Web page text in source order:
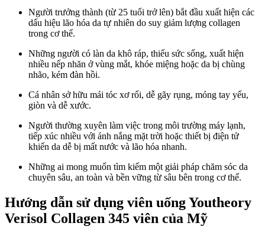
Người trưởng thành (từ 25 tuổi trở lên) bắt đầu xuất hiện các
dấu hiệu lão hóa da tự nhiên do suy giảm lượng collagen
trong cơ thể.
Những người có làn da khô ráp, thiếu sức sống, xuất hiện
nhiều nếp nhăn ở vùng mắt, khóe miệng hoặc da bị chùng
nhão, kém đàn hồi.
Cá nhân sở hữu mái tóc xơ rối, dễ gãy rụng, móng tay yếu,
giòn và dễ xước.
Người thường xuyên làm việc trong môi trường máy lạnh,
tiếp xúc nhiều với ánh nắng mặt trời hoặc thiết bị điện tử
khiến da dễ bị mất nước và lão hóa nhanh.
Những ai mong muốn tìm kiếm một giải pháp chăm sóc da
chuyên sâu, an toàn và bền vững từ sâu bên trong cơ thể.
Hướng dẫn sử dụng viên uống Youtheory
Verisol Collagen 345 viên của Mỹ